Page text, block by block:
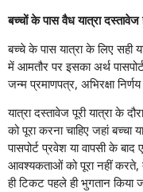
बच्चों के पास वैध यात्रा दस्तावेज
बच्चे के पास यात्रा के लिए सही
में आमतौर पर इसका अर्थ
जन्म प्रमाणपत्र, अभिरक्षा
यात्रा दस्तावेज पूरी यात्रा के
को पूरा करना चाहिए जहां
पासपोर्ट प्रवेश या वापसी के
आवश्यकताओं को पूरा नहीं करते,
ही टिकट पहले ही भुगतान किया